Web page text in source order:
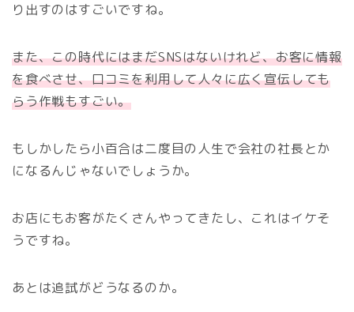
り出すのはすごいですね。
また、この時代にはまだSNSはないけれど、お客に情報
を食べさせ、口コミを利用して人々に広く宣伝しても
らう作戦もすごい。
もしかしたら小百合は二度目の人生で会社の社長とか
になるんじゃないでしょうか。
お店にもお客がたくさんやってきたし、これはイケそ
うですね。
あとは追試がどうなるのか。